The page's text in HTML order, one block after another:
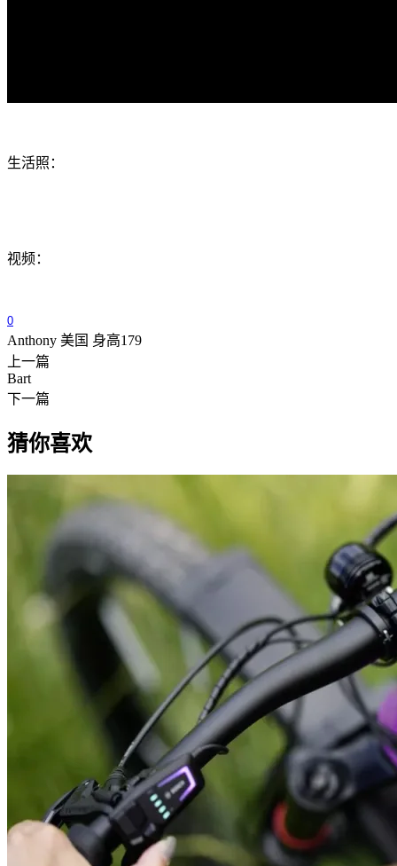
生活照：
视频：
0
Anthony 美国 身高179
上一篇
Bart
下一篇
猜你喜欢